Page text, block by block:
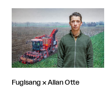
Fuglsang × Allan Otte